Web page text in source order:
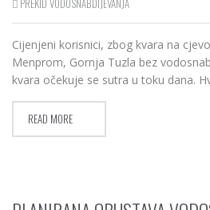
PREKID VODOSNABDIJEVANJA
Cijenjeni korisnici, zbog kvara na
Menprom, Gornja Tuzla bez
kvara očekuje se sutra u toku dana.
READ MORE